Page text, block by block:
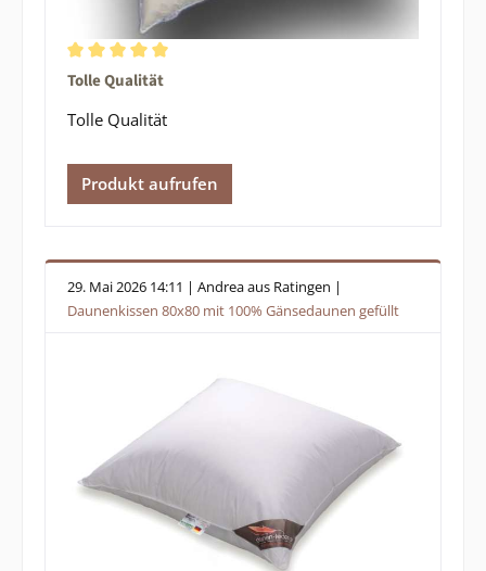
Durchschnittliche Bewertung von 5 von 5 Sternen
Tolle Qualität
Tolle Qualität
Produkt aufrufen
29. Mai 2026 14:11 | Andrea aus Ratingen |
Daunenkissen 80x80 mit 100% Gänsedaunen gefüllt